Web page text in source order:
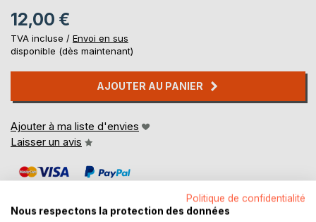
12,00 €
TVA incluse / Envoi en sus
disponible (dès maintenant)
AJOUTER AU PANIER
Ajouter à ma liste d'envies
Laisser un avis
Politique de confidentialité
Nous respectons la protection des données